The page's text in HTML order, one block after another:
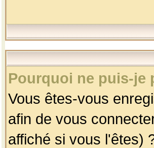
Pourquoi ne puis-je
Vous êtes-vous
afin de vous
affiché si vous l'êtes)